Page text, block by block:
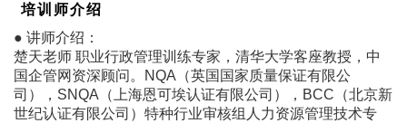
培训师介绍
● 讲师介绍：
楚天老师 职业行政管理训练专家，清华大学客座教授，中
国企管网资深顾问。NQA（英国国家质量保证有限公
司），SNQA（上海恩可埃认证有限公司），BCC（北京新
世纪认证有限公司）特种行业审核组人力资源管理技术专